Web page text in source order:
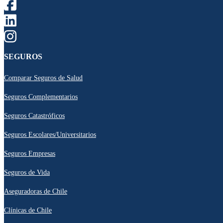
SEGUROS
Comparar Seguros de Salud
Seguros Complementarios
Seguros Catastróficos
Seguros Escolares/Universitarios
Seguros Empresas
Seguros de Vida
Aseguradoras de Chile
Clínicas de Chile